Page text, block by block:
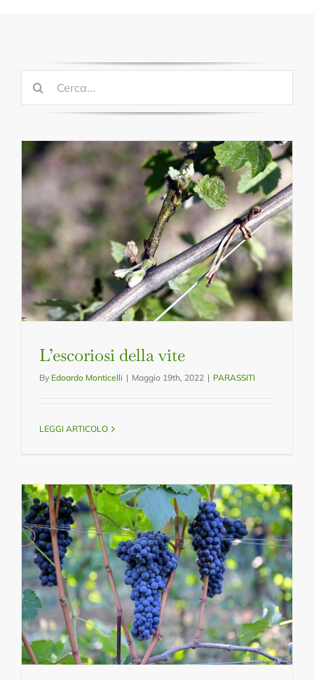
Cerca
per:
L’escoriosi della vite
By Edoardo Monticelli | Maggio 19th, 2022 | PARASSITI
LEGGI ARTICOLO